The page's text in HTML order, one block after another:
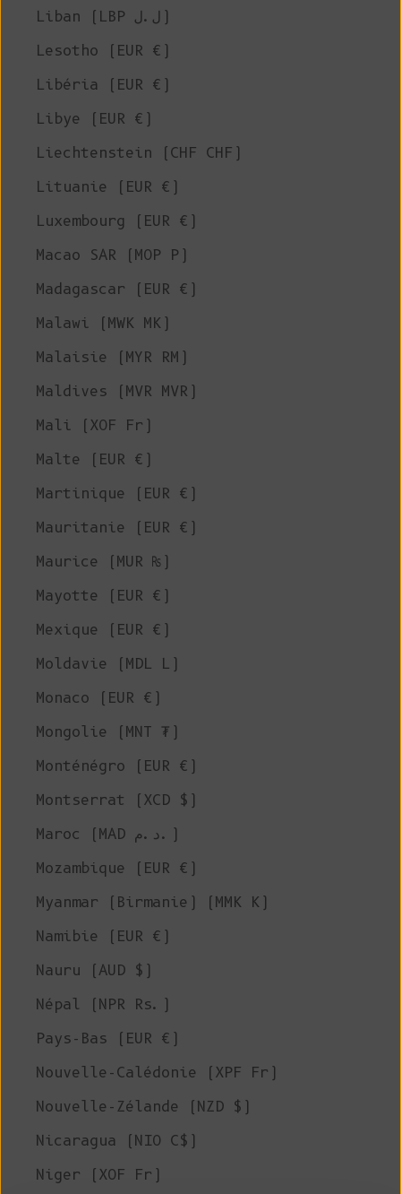
Liban (LBP ل.ل)
Lesotho (EUR €)
Libéria (EUR €)
Libye (EUR €)
Liechtenstein (CHF CHF)
Lituanie (EUR €)
Luxembourg (EUR €)
Macao SAR (MOP P)
Madagascar (EUR €)
Malawi (MWK MK)
Malaisie (MYR RM)
Maldives (MVR MVR)
Mali (XOF Fr)
Malte (EUR €)
Martinique (EUR €)
Mauritanie (EUR €)
Maurice (MUR ₨)
Mayotte (EUR €)
Mexique (EUR €)
Moldavie (MDL L)
Monaco (EUR €)
Mongolie (MNT ₮)
Monténégro (EUR €)
Montserrat (XCD $)
Maroc (MAD د.م.)
Mozambique (EUR €)
Myanmar (Birmanie) (MMK K)
Namibie (EUR €)
Nauru (AUD $)
Népal (NPR Rs.)
Pays-Bas (EUR €)
Nouvelle-Calédonie (XPF Fr)
Nouvelle-Zélande (NZD $)
Nicaragua (NIO C$)
Niger (XOF Fr)